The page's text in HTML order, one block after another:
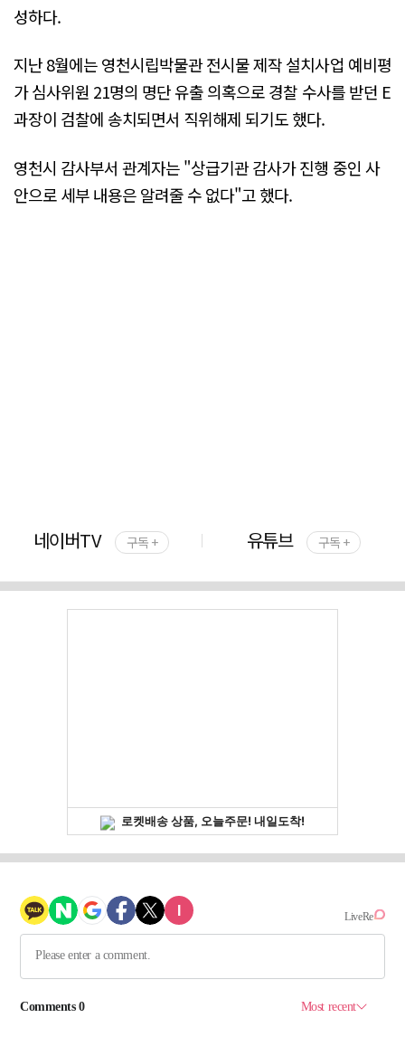
성하다.
지난 8월에는 영천시립박물관 전시물 제작 설치사업 예비평
가 심사위원 21명의 명단 유출 의혹으로 경찰 수사를 받던 E
과장이 검찰에 송치되면서 직위해제 되기도 했다.
영천시 감사부서 관계자는 "상급기관 감사가 진행 중인 사
안으로 세부 내용은 알려줄 수 없다"고 했다.
네이버TV 구독 + 유튜브 구독 +